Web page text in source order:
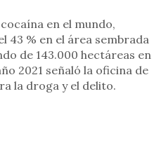
en el mundo,
% en el área sembrada
de 143.000 hectáreas en
2021 señaló la oficina de
la droga y el delito.